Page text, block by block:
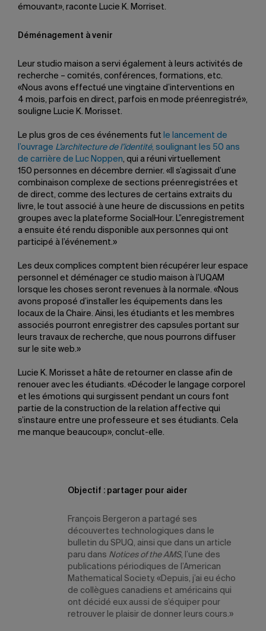
émouvant», raconte Lucie K. Morriset.
Déménagement à venir
Leur studio maison a servi également à leurs activités de
recherche – comités, conférences, formations, etc.
«Nous avons effectué une vingtaine d’interventions en
4 mois, parfois en direct, parfois en mode préenregistré»,
souligne Lucie K. Morisset.
Le plus gros de ces événements fut le lancement de
l’ouvrage L’architecture de l’identité, soulignant les 50 ans
de carrière de Luc Noppen, qui a réuni virtuellement
150 personnes en décembre dernier. «Il s’agissait d’une
combinaison complexe de sections préenregistrées et
de direct, comme des lectures de certains extraits du
livre, le tout associé à une heure de discussions en petits
groupes avec la plateforme SocialHour. L”enregistrement
a ensuite été rendu disponible aux personnes qui ont
participé à l’événement.»
Les deux complices comptent bien récupérer leur espace
personnel et déménager ce studio maison à l’UQAM
lorsque les choses seront revenues à la normale. «Nous
avons proposé d’installer les équipements dans les
locaux de la Chaire. Ainsi, les étudiants et les membres
associés pourront enregistrer des capsules portant sur
leurs travaux de recherche, que nous pourrons diffuser
sur le site web.»
Lucie K. Morisset a hâte de retourner en classe afin de
renouer avec les étudiants. «Décoder le langage corporel
et les émotions qui surgissent pendant un cours font
partie de la construction de la relation affective qui
s’instaure entre une professeure et ses étudiants. Cela
me manque beaucoup», conclut-elle.
Objectif : partager pour aider
François Bergeron a partagé ses
découvertes technologiques dans le
bulletin du SPUQ, ainsi que dans un article
paru dans Notices of the AMS, l’une des
publications périodiques de l’American
Mathematical Society. «Depuis, j’ai eu écho
de collègues canadiens et américains qui
ont décidé eux aussi de s’équiper pour
retrouver le plaisir de donner leurs cours.»